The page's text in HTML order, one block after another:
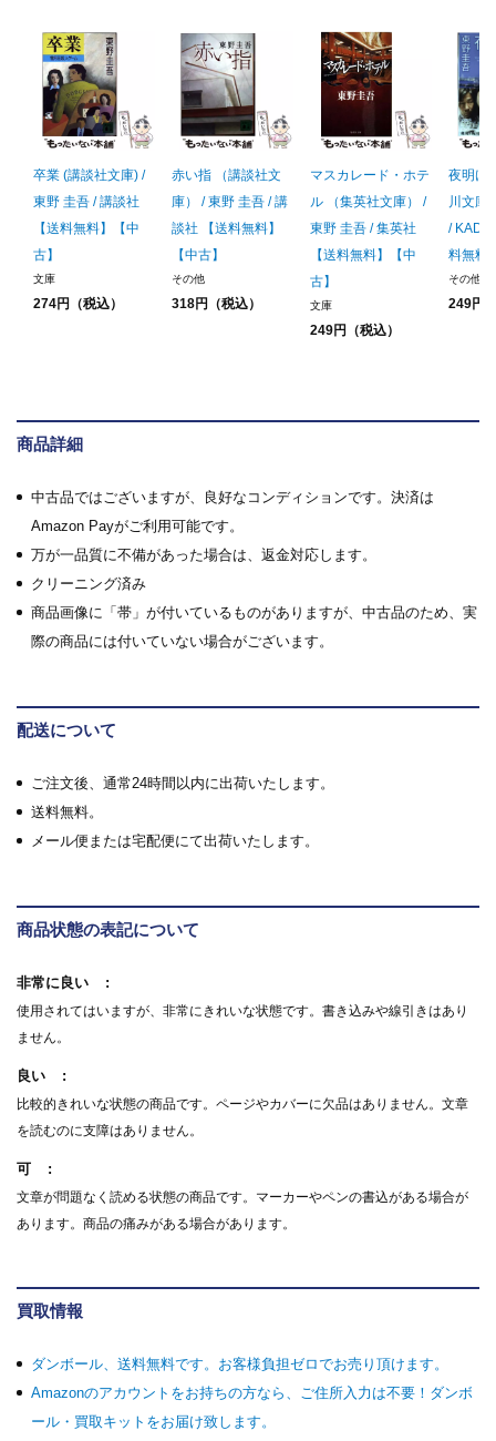
卒業 (講談社文庫) /
東野 圭吾 / 講談社
【送料無料】【中
古】
文庫
274円（税込）
赤い指 （講談社文
庫） / 東野 圭吾 / 講
談社 【送料無料】
【中古】
その他
318円（税込）
マスカレード・ホテ
ル （集英社文庫） /
東野 圭吾 / 集英社
【送料無料】【中
古】
文庫
249円（税込）
夜明け
川文庫
/
料無料
その他
249円
商品詳細
中古品ではございますが、良好なコンディションです。決済は
Amazon Payがご利用可能です。
万が一品質に不備があった場合は、返金対応します。
クリーニング済み
商品画像に「帯」が付いているものがありますが、中古品のため、実
際の商品には付いていない場合がございます。
配送について
ご注文後、通常24時間以内に出荷いたします。
送料無料。
メール便または宅配便にて出荷いたします。
商品状態の表記について
非常に良い
使用されてはいますが、非常にきれいな状態です。書き込みや線引きはあり
ません。
良い
比較的きれいな状態の商品です。ページやカバーに欠品はありません。文章
を読むのに支障はありません。
可
文章が問題なく読める状態の商品です。マーカーやペンの書込がある場合が
あります。商品の痛みがある場合があります。
買取情報
ダンボール、送料無料です。お客様負担ゼロでお売り頂けます。
Amazonのアカウントをお持ちの方なら、ご住所入力は不要！ダンボ
ール・買取キットをお届け致します。